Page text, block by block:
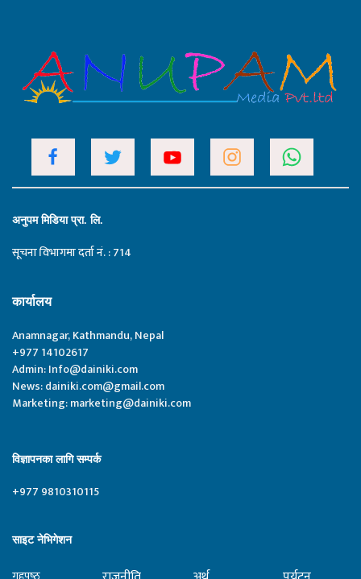
अनुपम मिडिया प्रा. लि.
सूचना विभागमा दर्ता नं. : 714
कार्यालय
Anamnagar, Kathmandu, Nepal
+977 14102617
Admin:Info@dainiki.com
News:dainiki.com@gmail.com
Marketing:marketing@dainiki.com
विज्ञापनका लागि सम्पर्क
+977 9810310115
साइट नेभिगेशन